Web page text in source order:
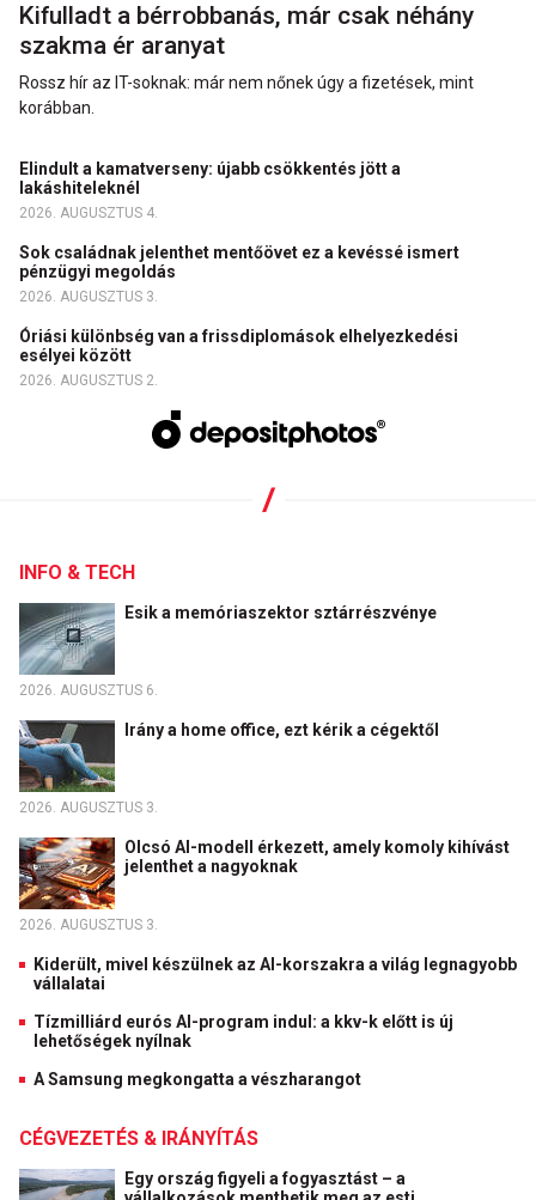
Kifulladt a bérrobbanás, már csak néhány
szakma ér aranyat
Rossz hír az IT-soknak: már nem nőnek úgy a fizetések, mint
korábban.
Elindult a kamatverseny: újabb csökkentés jött a
lakáshiteleknél
2026. AUGUSZTUS 4.
Sok családnak jelenthet mentőövet ez a kevéssé ismert
pénzügyi megoldás
2026. AUGUSZTUS 3.
Óriási különbség van a frissdiplomások elhelyezkedési
esélyei között
2026. AUGUSZTUS 2.
INFO & TECH
Esik a memóriaszektor sztárrészvénye
2026. AUGUSZTUS 6.
Irány a home office, ezt kérik a cégektől
2026. AUGUSZTUS 3.
Olcsó AI-modell érkezett, amely komoly kihívást
jelenthet a nagyoknak
2026. AUGUSZTUS 3.
Kiderült, mivel készülnek az AI-korszakra a világ legnagyobb
vállalatai
Tízmilliárd eurós AI-program indul: a kkv-k előtt is új
lehetőségek nyílnak
A Samsung megkongatta a vészharangot
CÉGVEZETÉS & IRÁNYÍTÁS
Egy ország figyeli a fogyasztást – a